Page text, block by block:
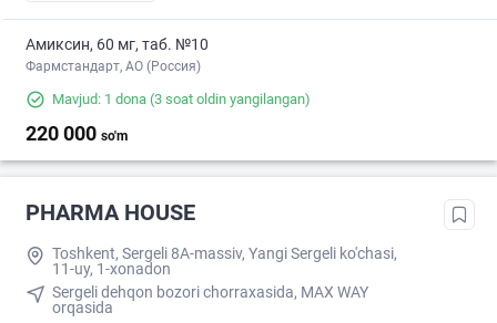
Амиксин, 60 мг, таб. №10
Фармстандарт, АО (Россия)
Mavjud: 1 dona (3 soat oldin yangilangan)
220 000 so'm
PHARMA HOUSE
Toshkent, Sergeli 8A-massiv, Yangi Sergeli ko'chasi,
11-uy, 1-xonadon
Sergeli dehqon bozori chorraxasida, MAX WAY
orqasida